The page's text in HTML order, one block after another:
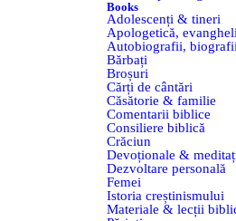
Books
Adolescenți & tineri
Apologetică,
Autobiografii,
Bărbați
Broșuri
Cărți de cântări
Căsătorie & familie
Comentarii biblice
Consiliere biblică
Crăciun
Devoționale &
Dezvoltare personală
Femei
Istoria creștinismului
Materiale & lecții